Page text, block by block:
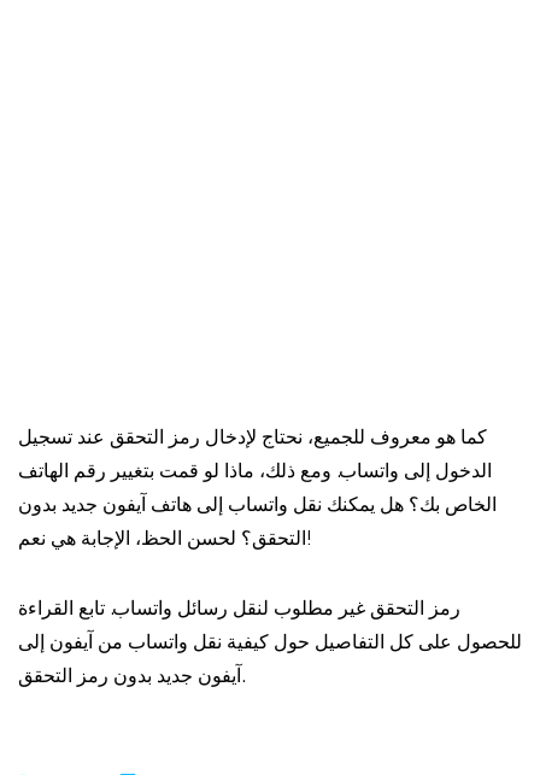
كما هو معروف للجميع، نحتاج لإدخال رمز التحقق عند تسجيل
الدخول إلى واتساب. ومع ذلك، ماذا لو قمت بتغيير رقم الهاتف
الخاص بك؟ هل يمكنك نقل واتساب إلى هاتف آيفون جديد بدون
التحقق؟ لحسن الحظ، الإجابة هي نعم!
رمز التحقق غير مطلوب لنقل رسائل واتساب. تابع القراءة
للحصول على كل التفاصيل حول كيفية نقل واتساب من آيفون إلى
آيفون جديد بدون رمز التحقق.